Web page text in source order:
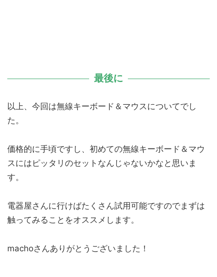
最後に
以上、今回は無線キーボード＆マウスについてでし
た。
価格的に手頃ですし、初めての無線キーボード＆マウ
スにはピッタリのセットなんじゃないかなと思いま
す。
電器屋さんに行けばたくさん試用可能ですのでまずは
触ってみることをオススメします。
machoさんありがとうございました！